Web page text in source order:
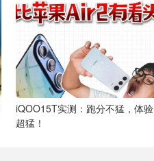
iQOO15T实测：跑分不猛，体验
超猛！